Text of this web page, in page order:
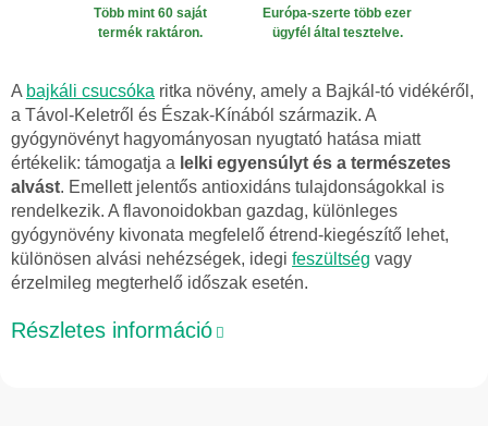
Több mint 60 saját
termék raktáron.
Európa-szerte több ezer
ügyfél által tesztelve.
A bajkáli csucsóka ritka növény, amely a Bajkál-tó vidékéről,
a Távol-Keletről és Észak-Kínából származik. A
gyógynövényt hagyományosan nyugtató hatása miatt
értékelik: támogatja a lelki egyensúlyt és a természetes
alvást. Emellett jelentős antioxidáns tulajdonságokkal is
rendelkezik. A flavonoidokban gazdag, különleges
gyógynövény kivonata megfelelő étrend-kiegészítő lehet,
különösen alvási nehézségek, idegi feszültség vagy
érzelmileg megterhelő időszak esetén.
Részletes információ